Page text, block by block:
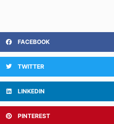
FACEBOOK
TWITTER
LINKEDIN
PINTEREST